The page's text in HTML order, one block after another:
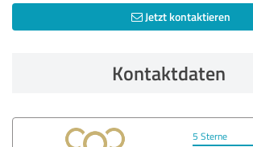
Jetzt kontaktieren
Kontaktdaten
5 Sterne